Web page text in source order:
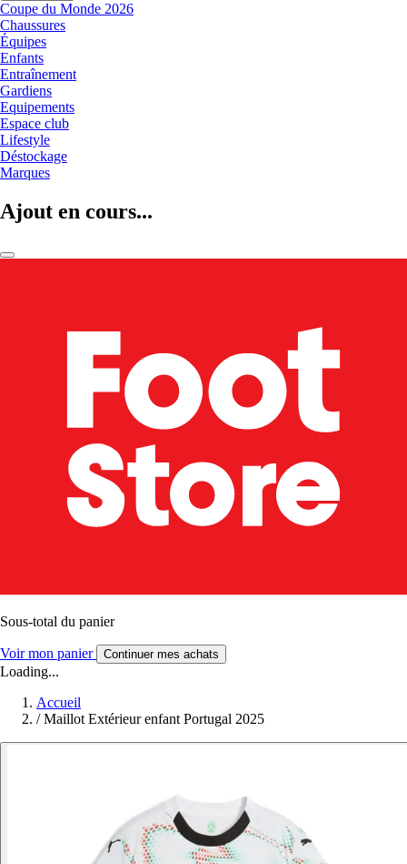
Coupe du Monde 2026
Chaussures
Équipes
Enfants
Entraînement
Gardiens
Equipements
Espace club
Lifestyle
Déstockage
Marques
Ajout en cours...
Sous-total du panier
Voir mon panier Continuer mes achats
Loading...
Accueil
/ Maillot Extérieur enfant Portugal 2025